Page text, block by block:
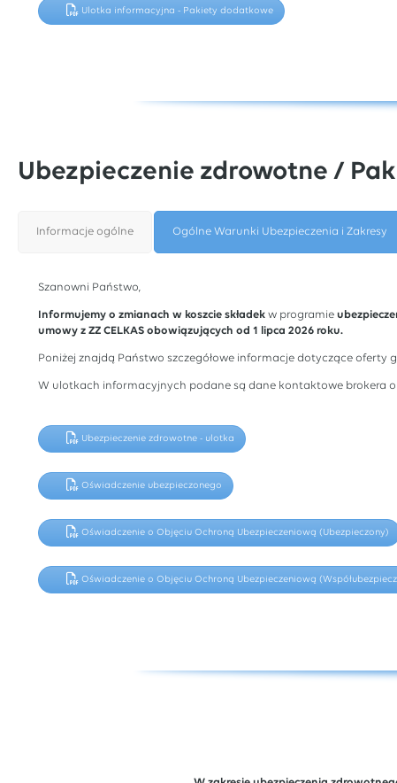
Ulotka informacyjna - Pakiety dodatkowe
Ubezpieczenie zdrowotne /
Informacje ogólne Ogólne Warunki Ubezpieczenia i Zakresy
Szanowni Państwo,
Informujemy o zmianach w koszcie składek w programie
umowy z ZZ CELKAS obowiązujących od 1 lipca 2026 roku.
Poniżej znajdą Państwo szczegółowe informacje dotyczące oferty
W ulotkach informacyjnych podane są dane kontaktowe brokera
Ubezpieczenie zdrowotne - ulotka
Oświadczenie ubezpieczonego
Oświadczenie o Objęciu Ochroną Ubezpieczeniową (Ubezpieczony)
Oświadczenie o Objęciu Ochroną Ubezpieczeniową